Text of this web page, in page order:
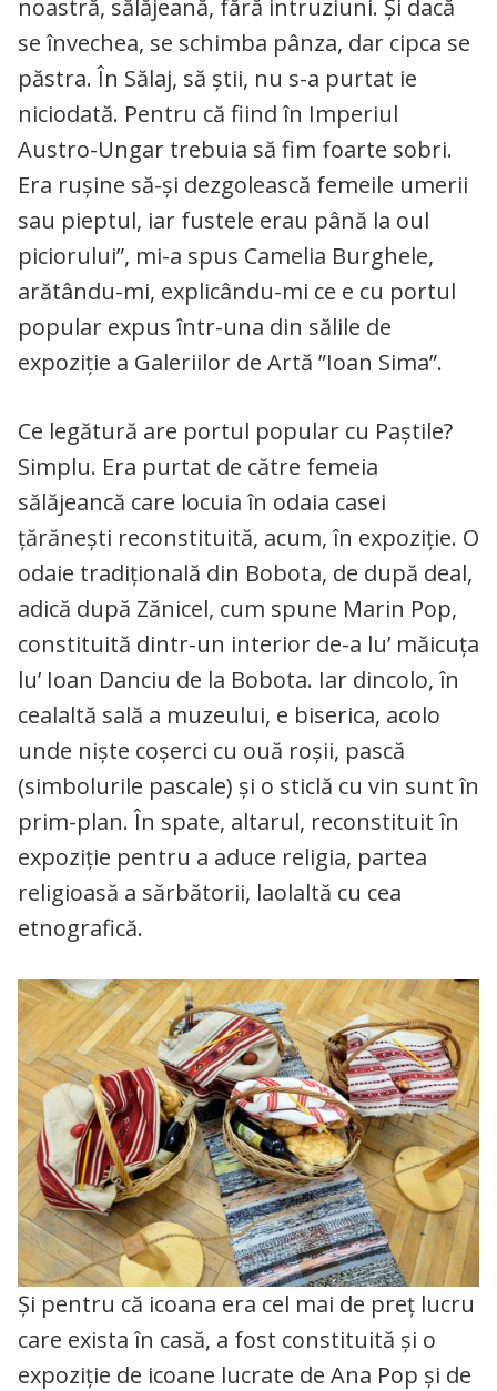
noastră, sălăjeană, fără intruziuni. Și dacă
se învechea, se schimba pânza, dar cipca se
păstra. În Sălaj, să știi, nu s-a purtat ie
niciodată. Pentru că fiind în Imperiul
Austro-Ungar trebuia să fim foarte sobri.
Era rușine să-și dezgolească femeile umerii
sau pieptul, iar fustele erau până la oul
piciorului”, mi-a spus Camelia Burghele,
arătându-mi, explicându-mi ce e cu portul
popular expus într-una din sălile de
expoziție a Galeriilor de Artă ”Ioan Sima”.
Ce legătură are portul popular cu Paștile?
Simplu. Era purtat de către femeia
sălăjeancă care locuia în odaia casei
țărănești reconstituită, acum, în expoziție. O
odaie tradițională din Bobota, de după deal,
adică după Zănicel, cum spune Marin Pop,
constituită dintr-un interior de-a lu’ măicuța
lu’ Ioan Danciu de la Bobota. Iar dincolo, în
cealaltă sală a muzeului, e biserica, acolo
unde niște coșerci cu ouă roșii, pască
(simbolurile pascale) și o sticlă cu vin sunt în
prim-plan. În spate, altarul, reconstituit în
expoziție pentru a aduce religia, partea
religioasă a sărbătorii, laolaltă cu cea
etnografică.
Și pentru că icoana era cel mai de preț lucru
care exista în casă, a fost constituită și o
expoziție de icoane lucrate de Ana Pop și de